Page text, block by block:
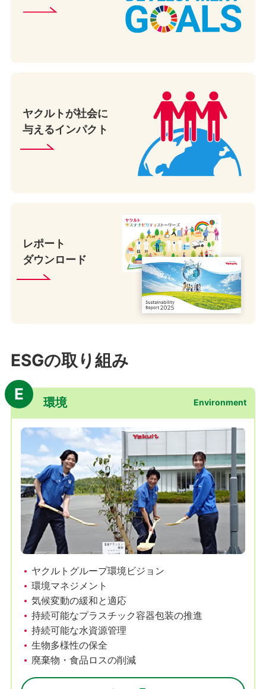
ヤクルトが社会に
与えるインパクト
レポート
ダウンロード
ESGの取り組み
E 環境 Environment
ヤクルトグループ環境ビジョン
環境マネジメント
気候変動の緩和と適応
持続可能なプラスチック容器包装の推進
持続可能な水資源管理
生物多様性の保全
廃棄物・食品ロスの削減